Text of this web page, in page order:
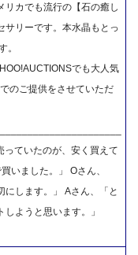
カでも流行の【石の癒し
サリーです。本水晶もとっ
。
でも大人気
のご提供をさせていただ
っていたのが、安く買えて
いました。」 Oさん、
にします。」 Aさん、「と
ようと思います。」